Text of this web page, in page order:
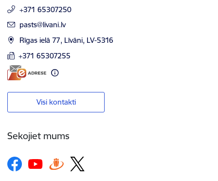
+371 65307250
E-pasts:
pasts@livani.lv
Rīgas ielā 77, Līvāni, LV-5316
+371 65307255
Visi kontakti
Sekojiet mums